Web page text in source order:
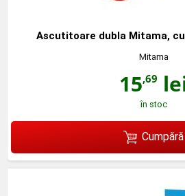
Ascutitoare dubla Mitama,
Mitama
15,69
în stoc
Cumpără